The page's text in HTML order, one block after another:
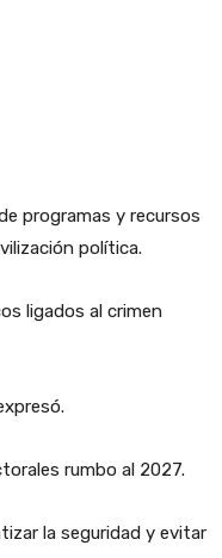
programas y recursos
política.
ligados al crimen
rumbo al 2027.
la seguridad y evitar